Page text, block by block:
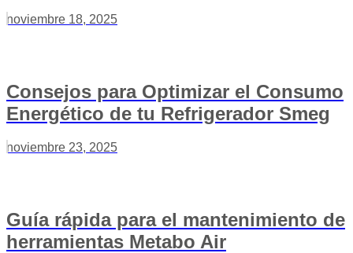
noviembre 18, 2025
Consejos para Optimizar el Consumo
Energético de tu Refrigerador Smeg
noviembre 23, 2025
Guía rápida para el mantenimiento de
herramientas Metabo Air